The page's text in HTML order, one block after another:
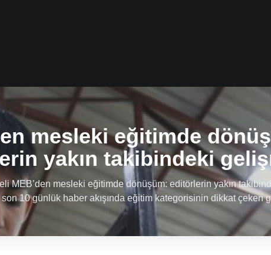
mesleki eğitimde
yakın takibindeki
MEB’den mesleki eğitimde dönüşüm: editörlerin yakın
son 10 günlük haber akışında eğitim kategorisinin dikkat çeken